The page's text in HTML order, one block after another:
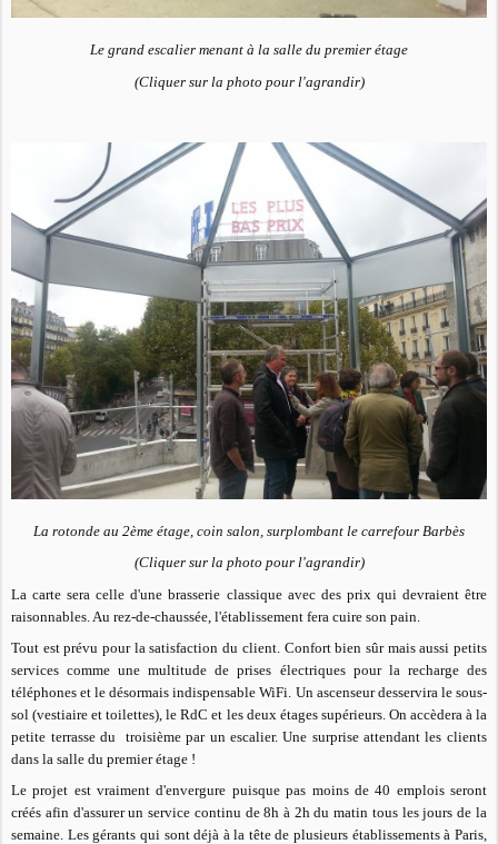
Le grand escalier menant à la salle du premier étage
(Cliquer sur la photo pour l'agrandir)
La rotonde au 2ème étage, coin salon, surplombant le carrefour Barbès
(Cliquer sur la photo pour l'agrandir)
La carte sera celle d'une brasserie classique avec des prix qui devraient être
raisonnables. Au rez-de-chaussée, l'établissement fera cuire son pain.
Tout est prévu pour la satisfaction du client. Confort bien sûr mais aussi petits
services comme une multitude de prises électriques pour la recharge des
téléphones et le désormais indispensable WiFi. Un ascenseur desservira le sous-
sol (vestiaire et toilettes), le RdC et les deux étages supérieurs. On accèdera à la
petite terrasse du troisième par un escalier. Une surprise attendant les clients
dans la salle du premier étage !
Le projet est vraiment d'envergure puisque pas moins de 40 emplois seront
créés afin d'assurer un service continu de 8h à 2h du matin tous les jours de la
semaine. Les gérants qui sont déjà à la tête de plusieurs établissements à Paris,